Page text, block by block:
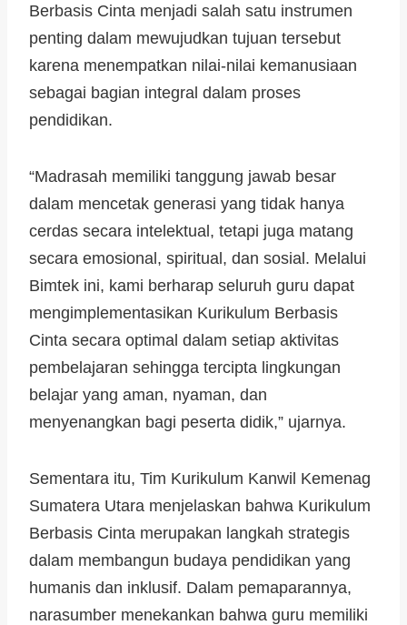
Berbasis Cinta menjadi salah satu instrumen
penting dalam mewujudkan tujuan tersebut
karena menempatkan nilai-nilai kemanusiaan
sebagai bagian integral dalam proses
pendidikan.
“Madrasah memiliki tanggung jawab besar
dalam mencetak generasi yang tidak hanya
cerdas secara intelektual, tetapi juga matang
secara emosional, spiritual, dan sosial. Melalui
Bimtek ini, kami berharap seluruh guru dapat
mengimplementasikan Kurikulum Berbasis
Cinta secara optimal dalam setiap aktivitas
pembelajaran sehingga tercipta lingkungan
belajar yang aman, nyaman, dan
menyenangkan bagi peserta didik,” ujarnya.
Sementara itu, Tim Kurikulum Kanwil Kemenag
Sumatera Utara menjelaskan bahwa Kurikulum
Berbasis Cinta merupakan langkah strategis
dalam membangun budaya pendidikan yang
humanis dan inklusif. Dalam pemaparannya,
narasumber menekankan bahwa guru memiliki